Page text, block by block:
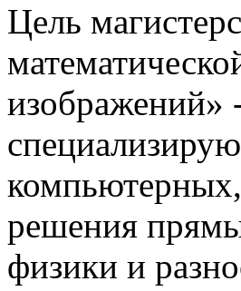
Цель
изображений»
решения
физики и